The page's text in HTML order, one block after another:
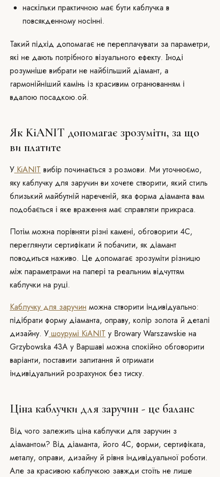
наскільки практичною має бути каблучка в
повсякденному носінні.
Такий підхід допомагає не переплачувати за параметри,
які не дають потрібного візуального ефекту. Іноді
розумніше вибрати не найбільший діамант, а
гармонійніший камінь із красивим огранюванням і
вдалою посадкою.ой.
Як KiANIT допомагає зрозуміти, за що
ви платите
У KiANIT вибір починається з розмови. Ми уточнюємо,
яку каблучку для заручин ви хочете створити, який стиль
близький майбутній нареченій, яка форма діаманта вам
подобається і яке враження має справляти прикраса.
Потім можна порівняти різні камені, обговорити 4C,
переглянути сертифікати й побачити, як діамант
поводиться наживо. Це допомагає зрозуміти різницю
між параметрами на папері та реальним відчуттям
каблучки на руці.
Каблучку для заручин можна створити індивідуально:
підібрати форму діаманта, оправу, колір золота й деталі
дизайну. У шоурумі KiANIT у Browary Warszawskie на
Grzybowska 43A у Варшаві можна спокійно обговорити
варіанти, поставити запитання й отримати
індивідуальний розрахунок без тиску.
Ціна каблучки для заручин - це баланс
Від чого залежить ціна каблучки для заручин з
діамантом? Від діаманта, його 4C, форми, сертифіката,
металу, оправи, дизайну й рівня індивідуальної роботи.
Але за красивою каблучкою завжди стоїть не лише